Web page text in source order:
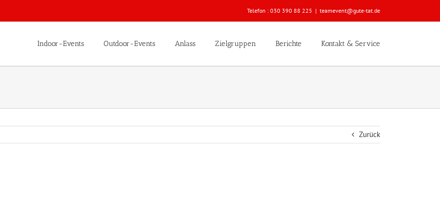
Telefon : 030 390 88 225 | teamevent@gute-tat.de
Indoor-Events Outdoor-Events Anlass Zielgruppen Berichte Kontakt & Service
Zurück